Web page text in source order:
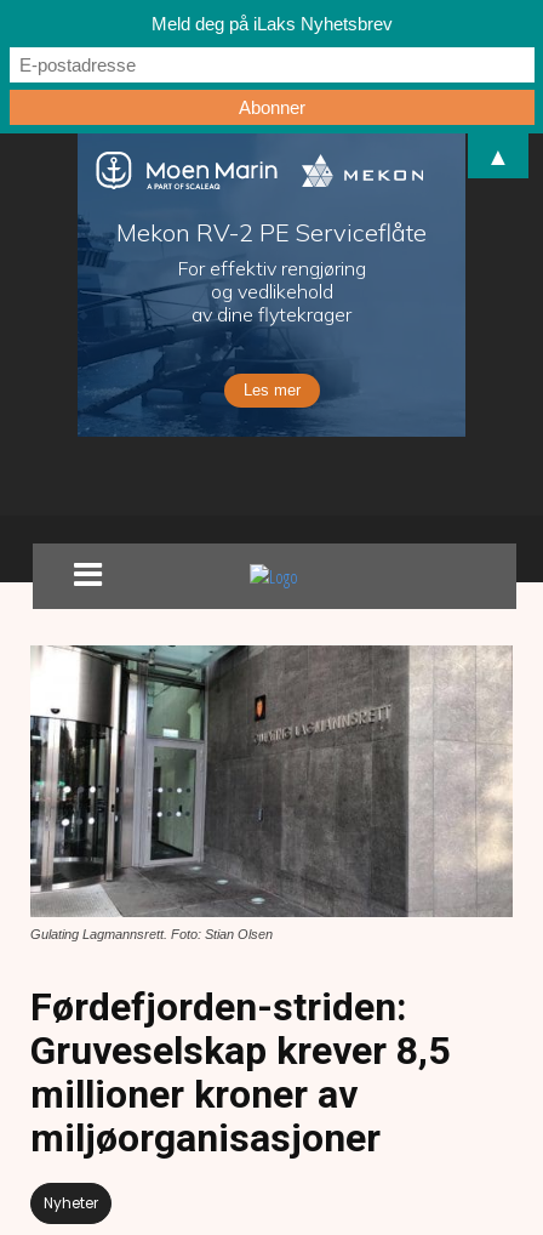
Gulating Lagmannsrett. Foto: Stian Olsen
Førdefjorden-striden:
Gruveselskap krever 8,5
millioner kroner av
miljøorganisasjoner
Nyheter
Meld deg på iLaks Nyhetsbrev
▲